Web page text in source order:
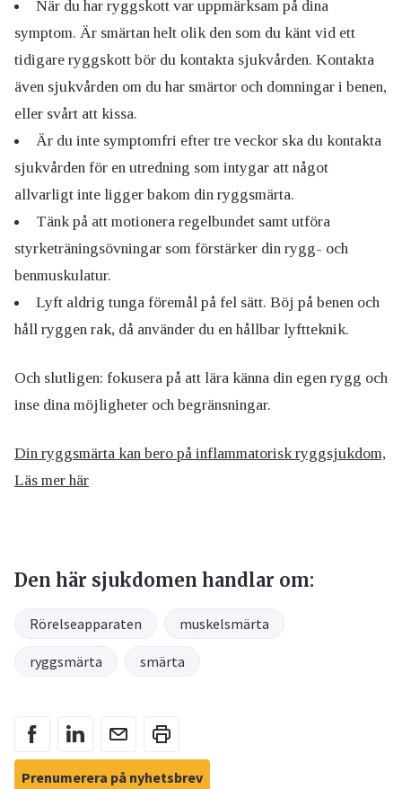
När du har ryggskott var uppmärksam på dina
symptom. Är smärtan helt olik den som du känt vid ett
tidigare ryggskott bör du kontakta sjukvården. Kontakta
även sjukvården om du har smärtor och domningar i benen,
eller svårt att kissa.
Är du inte symptomfri efter tre veckor ska du kontakta
sjukvården för en utredning som intygar att något
allvarligt inte ligger bakom din ryggsmärta.
Tänk på att motionera regelbundet samt utföra
styrketräningsövningar som förstärker din rygg- och
benmuskulatur.
Lyft aldrig tunga föremål på fel sätt. Böj på benen och
håll ryggen rak, då använder du en hållbar lyftteknik.
Och slutligen: fokusera på att lära känna din egen rygg och
inse dina möjligheter och begränsningar.
Din ryggsmärta kan bero på inflammatorisk ryggsjukdom,
Läs mer här
Den här sjukdomen handlar om:
Rörelseapparaten muskelsmärta
ryggsmärta smärta
Prenumerera på nyhetsbrev